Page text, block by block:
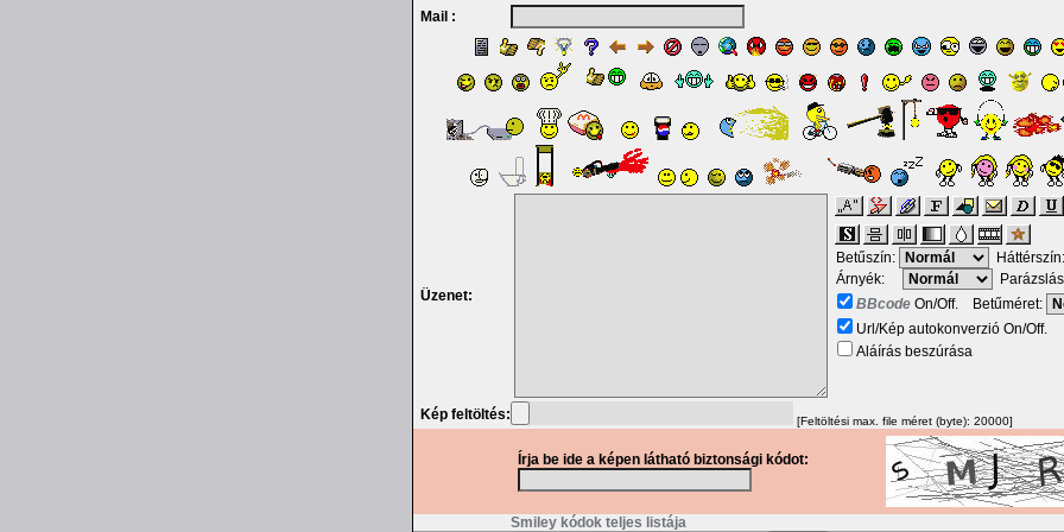
Mail :
Üzenet:
Betűszín:
Árnyék:
BBcodeOn/Off. Betűméret:
Url/Kép autokonverzió On/Off.
Aláírás beszúrása
Kép feltöltés: [Feltöltési max. file méret (byte): 20000]
Írja be ide a képen látható biztonsági kódot:
Smiley kódok teljes listája